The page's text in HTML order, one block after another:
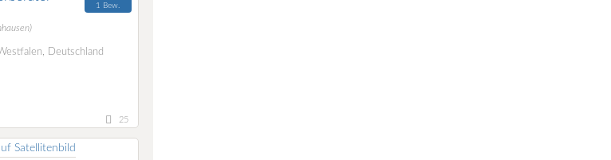
1 Bew.
Deutschland
25